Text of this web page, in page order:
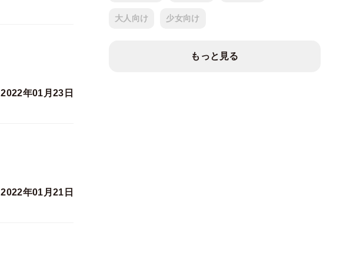
2022年01月23日
2022年01月21日
大人向け 少女向け
もっと見る